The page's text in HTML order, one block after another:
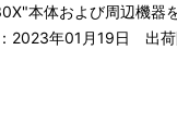
本体および周辺機器
2023年01月19日 出